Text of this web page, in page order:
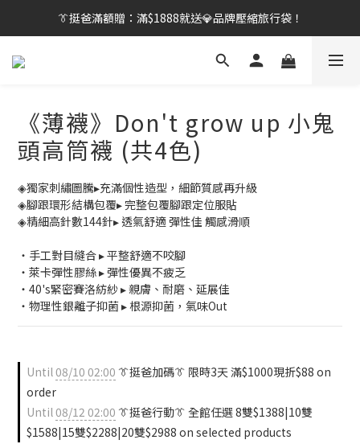
👔挺爸行動：全館襪款【最低$149起】✨立即下單！
👔挺爸滿額贈：滿$1888就送💎品牌壓縮旅行袋！
【刷卡/電子支付限定】下單送✨WARX品牌質感杯袋！
《薄襪》Don't grow up 小鬼
頭高筒襪 (共4色)
◈獨家刺繡圖騰▸充滿個性造型，細節質感再升級
◈腳跟環形結構包覆▸ 完整包覆腳跟定位服貼
◈精細高針數144針▸ 透氣舒適 彈性佳 觸感滑順
・手工對目縫合 ▸ 平整舒適不咬腳
・萊卡彈性膠絲 ▸ 彈性優異不疲乏
・40's緊密賽洛紡紗 ▸ 親膚、耐磨、延展佳
・物理性銀離子抑菌 ▸ 根源抑菌，氣味Out
Until08/10 02:00 👔挺爸加碼👔 限時3天 滿$1000現折$88 on
order
Until08/12 02:00 👔挺爸行動👔 全館任選 8雙$1388|10雙
$1588|15雙$2288|20雙$2988 on selected products